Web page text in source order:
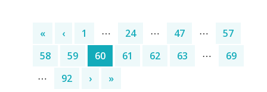
« ‹ 1 ⋯ 24 ⋯ 47 ⋯
57
58
59 60 (current)
61 62 63 ⋯
69
⋯
92 › »